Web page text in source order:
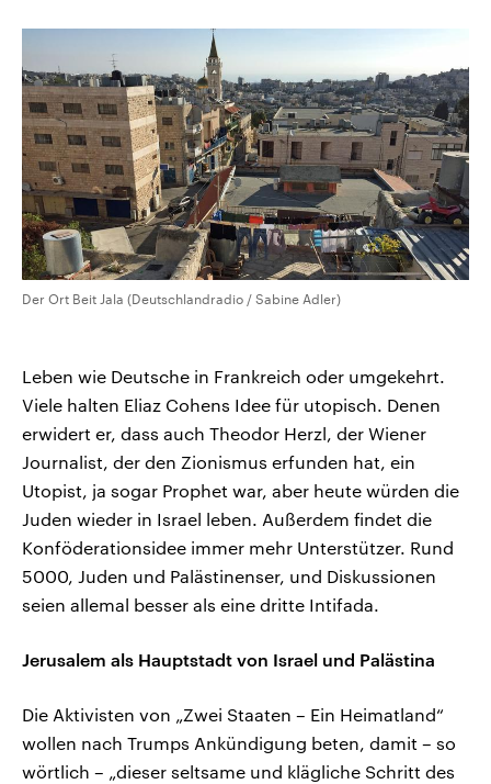
Der Ort Beit Jala (Deutschlandradio / Sabine Adler)
Leben wie Deutsche in Frankreich oder umgekehrt.
Viele halten Eliaz Cohens Idee für utopisch. Denen
erwidert er, dass auch Theodor Herzl, der Wiener
Journalist, der den Zionismus erfunden hat, ein
Utopist, ja sogar Prophet war, aber heute würden die
Juden wieder in Israel leben. Außerdem findet die
Konföderationsidee immer mehr Unterstützer. Rund
5000, Juden und Palästinenser, und Diskussionen
seien allemal besser als eine dritte Intifada.
Jerusalem als Hauptstadt von Israel und Palästina
Die Aktivisten von „Zwei Staaten – Ein Heimatland“
wollen nach Trumps Ankündigung beten, damit – so
wörtlich – „dieser seltsame und klägliche Schritt des